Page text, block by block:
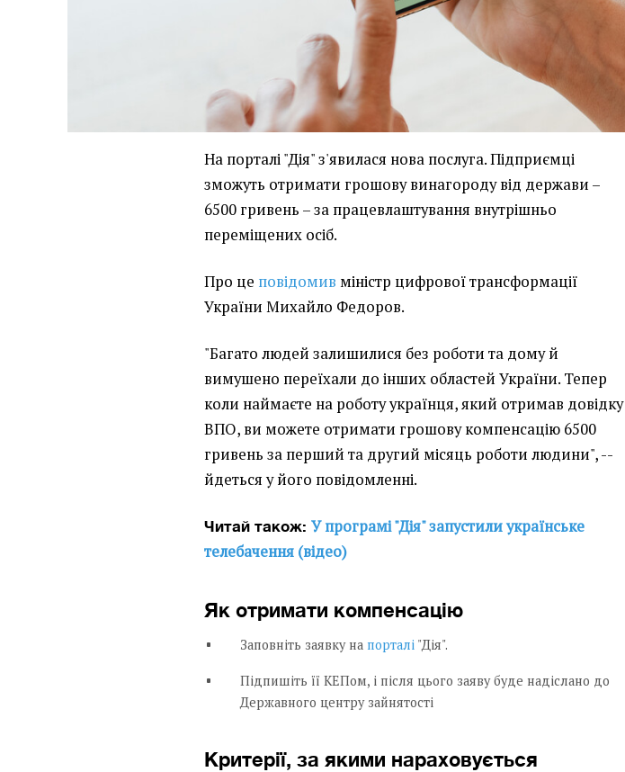
На порталі "Дія" з'явилася нова послуга. Підприємці
зможуть отримати грошову винагороду від держави –
6500 гривень – за працевлаштування внутрішньо
переміщених осіб.
Про це повідомив міністр цифрової трансформації
України Михайло Федоров.
"Багато людей залишилися без роботи та дому й
вимушено переїхали до інших областей України. Тепер
коли наймаєте на роботу українця, який отримав довідку
ВПО, ви можете отримати грошову компенсацію 6500
гривень за перший та другий місяць роботи людини", --
йдеться у його повідомленні.
Читай також:У програмі "Дія" запустили українське
телебачення (відео)
Як отримати компенсацію
Заповніть заявку напорталі "Дія".
Підпишіть її КЕПом, і після цього заяву буде надіслано до
Державного центру зайнятості
Критерії, за якими нараховується